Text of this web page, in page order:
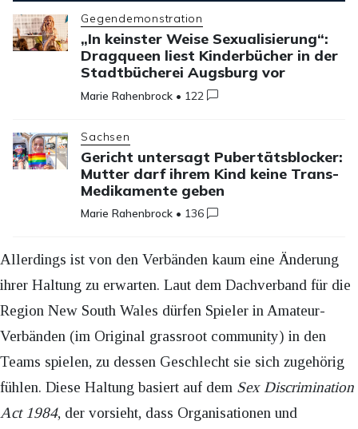
Gegendemonstration
„In keinster Weise Sexualisierung“:
Dragqueen liest Kinderbücher in der
Stadtbücherei Augsburg vor
Marie Rahenbrock • 122
Sachsen
Gericht untersagt Pubertätsblocker:
Mutter darf ihrem Kind keine Trans-
Medikamente geben
Marie Rahenbrock • 136
Allerdings ist von den Verbänden kaum eine Änderung
ihrer Haltung zu erwarten. Laut dem Dachverband für die
Region New South Wales dürfen Spieler in Amateur-
Verbänden (im Original grassroot community) in den
Teams spielen, zu dessen Geschlecht sie sich zugehörig
fühlen. Diese Haltung basiert auf dem Sex Discrimination
Act 1984, der vorsieht, dass Organisationen und